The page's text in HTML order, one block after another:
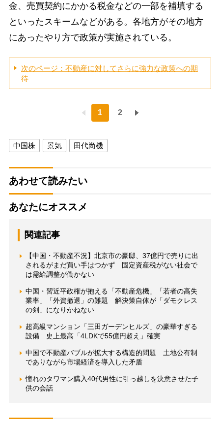
金、売買契約にかかる税金などの一部を補填する
といったスキームなどがある。各地方がその地方
にあったやり方で政策が実施されている。
次のページ：不動産に対してさらに強力な政策への期
待
1 2
中国株 景気 田代尚機
あわせて読みたい
あなたにオススメ
関連記事
【中国・不動産不況】北京市の豪邸、37億円で売りに出
されるがまだ買い手はつかず 固定資産税がない社会で
は需給調整が働かない
中国・習近平政権が抱える「不動産危機」「若者の高失
業率」「外資撤退」の難題 解決策自体が「ダモクレス
の剣」になりかねない
超高級マンション「三田ガーデンヒルズ」の豪華すぎる
設備 史上最高「4LDKで55億円超え」確実
中国で不動産バブルが拡大する構造的問題 土地公有制
でありながら市場経済を導入した矛盾
憧れのタワマン購入40代男性に引っ越しを決意させた子
供の会話